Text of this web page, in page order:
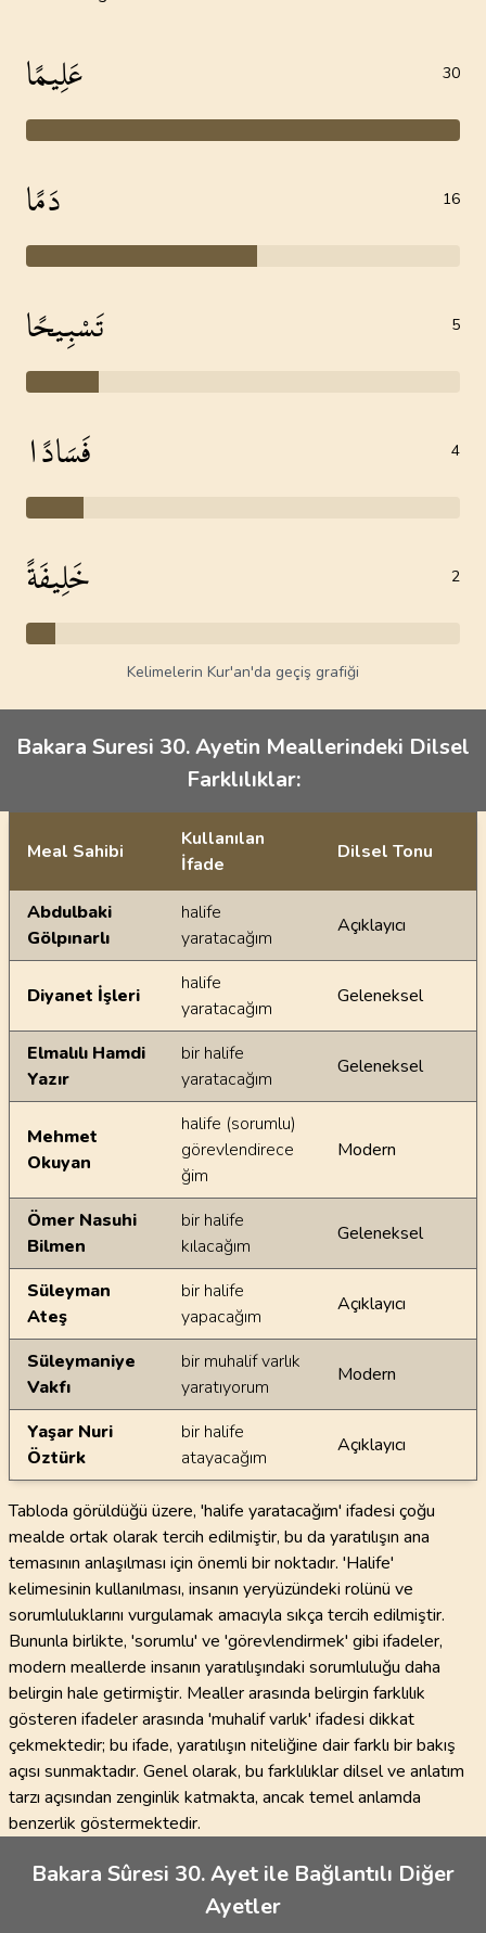
عَلِيمًا 30
دَمًا 16
تَسْبِيحًا 5
فَسَادًا 4
خَلِيفَةً 2
Kelimelerin Kur'an'da geçiş grafiği
Bakara Suresi 30. Ayetin Meallerindeki Dilsel
Farklılıklar:
Ayetin meallerindeki dilsel farklılıklar
Meal Sahibi
Kullanılan
İfade
Dilsel Tonu
Abdulbaki
Gölpınarlı
halife
yaratacağım
Açıklayıcı
Diyanet İşleri
halife
yaratacağım
Geleneksel
Elmalılı Hamdi
Yazır
bir halife
yaratacağım
Geleneksel
Mehmet
Okuyan
halife (sorumlu)
görevlendirece
ğim
Modern
Ömer Nasuhi
Bilmen
bir halife
kılacağım
Geleneksel
Süleyman
Ateş
bir halife
yapacağım
Açıklayıcı
Süleymaniye
Vakfı
bir muhalif varlık
yaratıyorum
Modern
Yaşar Nuri
Öztürk
bir halife
atayacağım
Açıklayıcı
Tabloda görüldüğü üzere, 'halife yaratacağım' ifadesi çoğu
mealde ortak olarak tercih edilmiştir, bu da yaratılışın ana
temasının anlaşılması için önemli bir noktadır. 'Halife'
kelimesinin kullanılması, insanın yeryüzündeki rolünü ve
sorumluluklarını vurgulamak amacıyla sıkça tercih edilmiştir.
Bununla birlikte, 'sorumlu' ve 'görevlendirmek' gibi ifadeler,
modern meallerde insanın yaratılışındaki sorumluluğu daha
belirgin hale getirmiştir. Mealler arasında belirgin farklılık
gösteren ifadeler arasında 'muhalif varlık' ifadesi dikkat
çekmektedir; bu ifade, yaratılışın niteliğine dair farklı bir bakış
açısı sunmaktadır. Genel olarak, bu farklılıklar dilsel ve anlatım
tarzı açısından zenginlik katmakta, ancak temel anlamda
benzerlik göstermektedir.
Bakara Sûresi 30. Ayet ile Bağlantılı Diğer
Ayetler